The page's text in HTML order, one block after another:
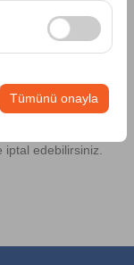
sürekli
ölçmemize
Tümünü onayla
iptal edebilirsiniz.